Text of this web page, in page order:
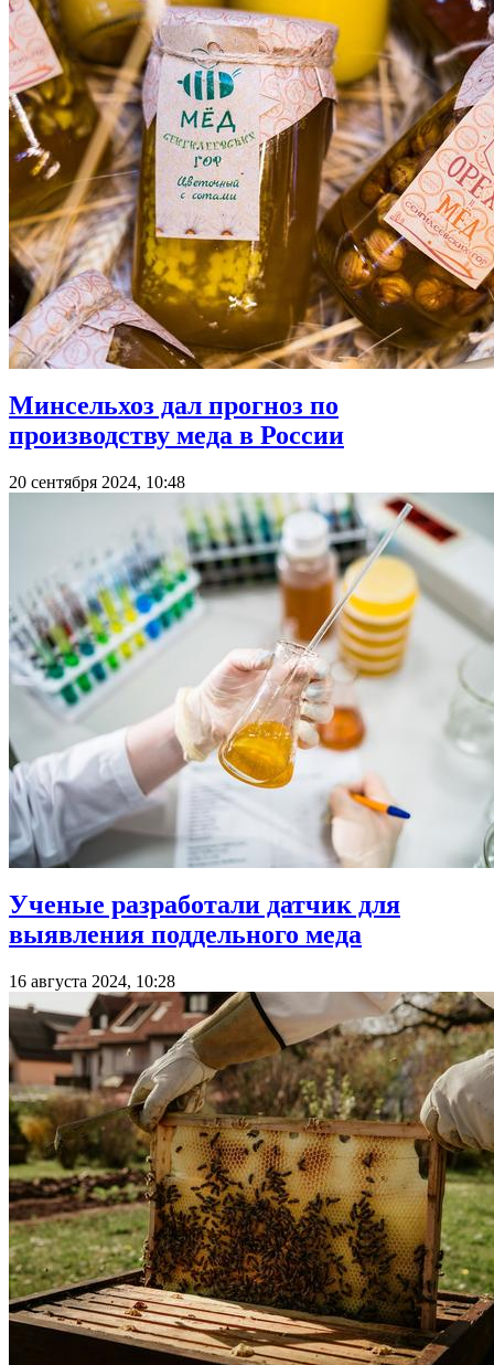
Минсельхоз дал прогноз по
производству меда в России
20 сентября 2024, 10:48
Ученые разработали датчик для
выявления поддельного меда
16 августа 2024, 10:28